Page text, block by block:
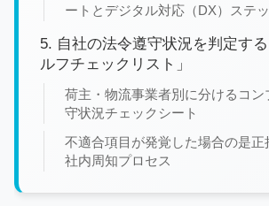
ートとデジタル対応（DX）ステ
5. 自社の法令遵守状況を判定す
ルフチェックリスト」
荷主・物流事業者別に分けるコン
守状況チェックシート
不適合項目が発覚した場合の是正
社内周知プロセス